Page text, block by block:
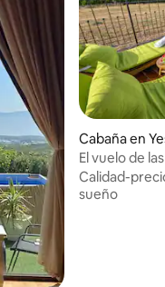
Cabaña en
El vuelo de
Calidad-
sueño